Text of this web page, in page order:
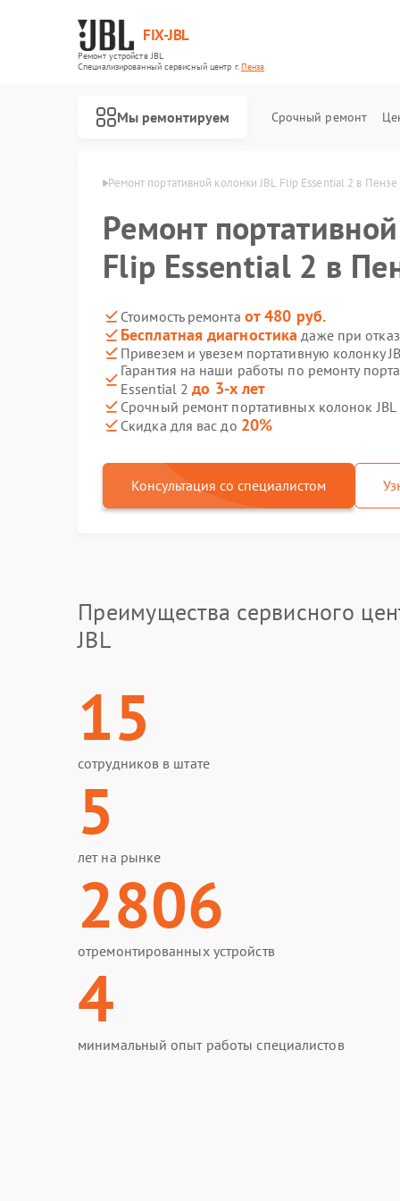
FIX-JBL
Ремонт устройств JBL
Специализированный cервисный центр г.Пенза
Мы ремонтируем Срочный ремонт
Ремонт портативной колонки JBL Flip Essential 2 в Пензе
Ремонт
Flip Essential 2 в
Стоимость ремонта от 480 руб.
Бесплатная диагностика даже при
Привезем и увезем портативную колонку
Гарантия на наши работы по ремонту
Essential 2до 3-х лет
Срочный ремонт портативных колонок
Скидка для вас до 20%
Консультация со специалистом
Преимущества сервисного
JBL
15
сотрудников в штате
5
лет на рынке
2806
отремонтированных устройств
4
минимальный опыт работы специалистов